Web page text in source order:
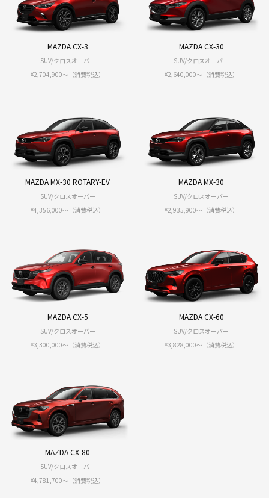
MAZDA CX-3
SUV/クロスオーバー
¥2,704,900～（消費税込）
MAZDA CX-30
SUV/クロスオーバー
¥2,640,000〜（消費税込）
MAZDA MX-30 ROTARY-EV
SUV/クロスオーバー
¥4,356,000〜（消費税込）
MAZDA MX-30
SUV/クロスオーバー
¥2,935,900〜（消費税込）
MAZDA CX-5
SUV/クロスオーバー
¥3,300,000〜（消費税込）
MAZDA CX-60
SUV/クロスオーバー
¥3,828,000〜（消費税込）
MAZDA CX-80
SUV/クロスオーバー
¥4,781,700〜（消費税込）